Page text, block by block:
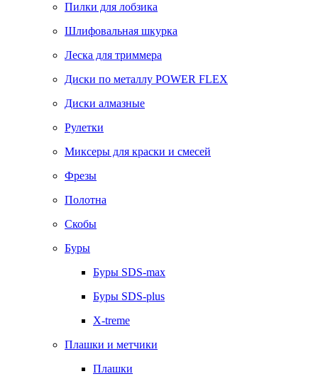
Пилки для лобзика
Шлифовальная шкурка
Леска для триммера
Диски по металлу POWER FLEX
Диски алмазные
Рулетки
Миксеры для краски и смесей
Фрезы
Полотна
Скобы
Буры
Буры SDS-max
Буры SDS-plus
X-treme
Плашки и метчики
Плашки